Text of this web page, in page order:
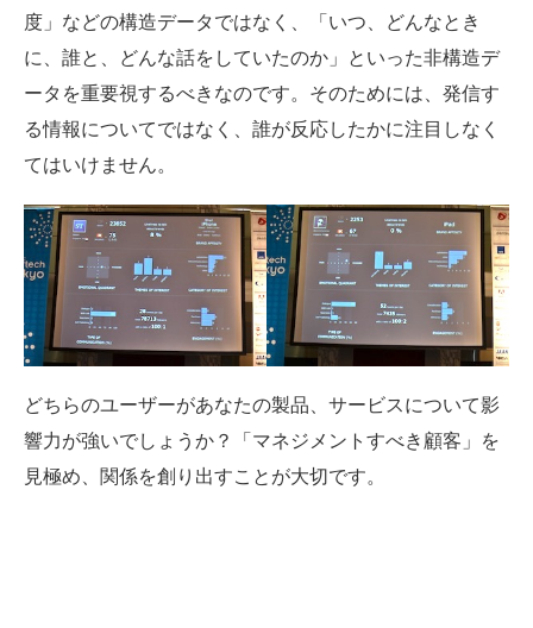
度」などの構造データではなく、「いつ、どんなとき
に、誰と、どんな話をしていたのか」といった非構造デ
ータを重要視するべきなのです。そのためには、発信す
る情報についてではなく、誰が反応したかに注目しなく
てはいけません。
どちらのユーザーがあなたの製品、サービスについて影
響力が強いでしょうか？「マネジメントすべき顧客」を
見極め、関係を創り出すことが大切です。